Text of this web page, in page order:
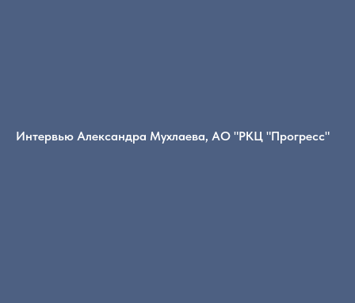
Интервью Александра Мухлаева, АО "РКЦ "Прогресс"